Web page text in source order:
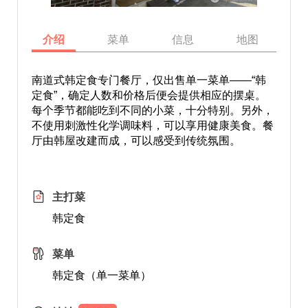
介绍 菜单 信息 地图
南道式韩定食专门餐厅，仅出售单一菜单——“韩
定食”，确定人数和价格后便会提供相应的摆桌。
每个季节都能吃到不同的小菜，十分特别。另外，
不使用刺激性化学调味料，可以享用健康美食。餐
厅由韩屋改建而成，可以感受到传统氛围。
主打菜
韩定食
菜单
韩定食（单一菜单）